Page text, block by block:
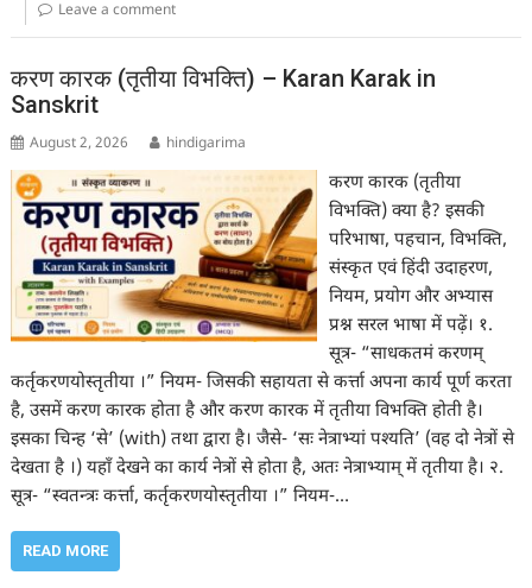
Leave a comment
करण कारक (तृतीया विभक्ति) – Karan Karak in
Sanskrit
August 2, 2026 hindigarima
करण कारक (तृतीया
विभक्ति) क्या है? इसकी
परिभाषा, पहचान, विभक्ति,
संस्कृत एवं हिंदी उदाहरण,
नियम, प्रयोग और अभ्यास
प्रश्न सरल भाषा में पढ़ें। १.
सूत्र- “साधकतमं करणम्
कर्तृकरणयोस्तृतीया ।” नियम- जिसकी सहायता से कर्त्ता अपना कार्य पूर्ण करता
है, उसमें करण कारक होता है और करण कारक में तृतीया विभक्ति होती है।
इसका चिन्ह ‘से’ (with) तथा द्वारा है। जैसे- ‘सः नेत्राभ्यां पश्यति’ (वह दो नेत्रों से
देखता है ।) यहाँ देखने का कार्य नेत्रों से होता है, अतः नेत्राभ्याम् में तृतीया है। २.
सूत्र- “स्वतन्त्रः कर्त्ता, कर्तृकरणयोस्तृतीया ।” नियम-…
READ MORE